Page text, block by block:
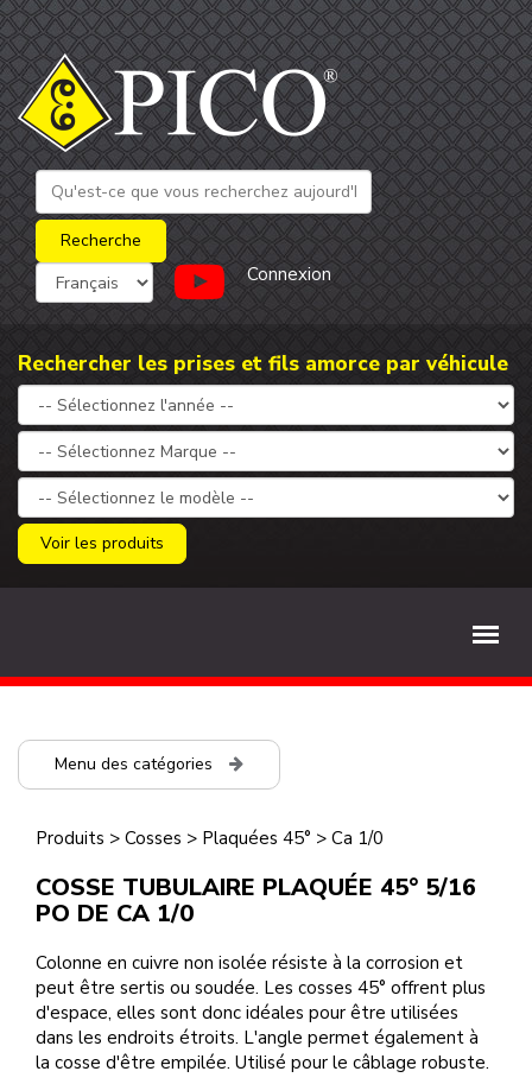
Connexion
Rechercher les prises et fils amorce par véhicule
Voir les produits
Menu des catégories
Produits > Cosses > Plaquées 45° > Ca 1/0
COSSE TUBULAIRE PLAQUÉE 45° 5/16
PO DE CA 1/0
Colonne en cuivre non isolée résiste à la corrosion et
peut être sertis ou soudée. Les cosses 45° offrent plus
d'espace, elles sont donc idéales pour être utilisées
dans les endroits étroits. L'angle permet également à
la cosse d'être empilée. Utilisé pour le câblage robuste.